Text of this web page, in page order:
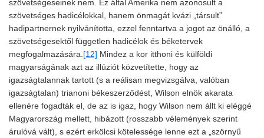
szövetségeseinek nem. Ez által Amerika nem azonosult a
szövetséges hadicélokkal, hanem önmagát kvázi „társult”
hadipartnernek nyilvánította, ezzel fenntartva a jogot az önálló, a
szövetségesektől független hadicélok és béketervek
megfogalmazására.[12] Mindez a kor itthoni és külföldi
magyarságának azt az illúziót közvetítette, hogy az
igazságtalannak tartott (s a reálisan megvizsgálva, valóban
igazságtalan) trianoni békeszerződést, Wilson elnök akarata
ellenére fogadták el, de az is igaz, hogy Wilson nem állt ki eléggé
Magyarország mellett, hibázott (rosszabb vélemények szerint
árulóvá vált), s ezért erkölcsi kötelessége lenne ezt a „szörnyű